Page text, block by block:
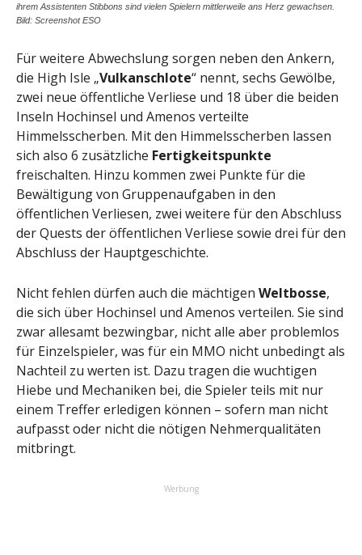
ihrem Assistenten Stibbons sind vielen Spielern mittlerweile ans Herz gewachsen.
Bild: Screenshot ESO
Für weitere Abwechslung sorgen neben den Ankern,
die High Isle „Vulkanschlote“ nennt, sechs Gewölbe,
zwei neue öffentliche Verliese und 18 über die beiden
Inseln Hochinsel und Amenos verteilte
Himmelsscherben. Mit den Himmelsscherben lassen
sich also 6 zusätzliche Fertigkeitspunkte
freischalten. Hinzu kommen zwei Punkte für die
Bewältigung von Gruppenaufgaben in den
öffentlichen Verliesen, zwei weitere für den Abschluss
der Quests der öffentlichen Verliese sowie drei für den
Abschluss der Hauptgeschichte.
Nicht fehlen dürfen auch die mächtigen Weltbosse,
die sich über Hochinsel und Amenos verteilen. Sie sind
zwar allesamt bezwingbar, nicht alle aber problemlos
für Einzelspieler, was für ein MMO nicht unbedingt als
Nachteil zu werten ist. Dazu tragen die wuchtigen
Hiebe und Mechaniken bei, die Spieler teils mit nur
einem Treffer erledigen können – sofern man nicht
aufpasst oder nicht die nötigen Nehmerqualitäten
mitbringt.
Werbung